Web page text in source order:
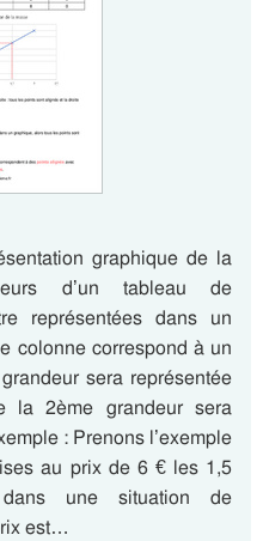
graphique de la
d’un tableau de
représentées dans un
colonne correspond à un
sera représentée
la 2ème grandeur sera
: Prenons l’exemple
au prix de 6 € les 1,5
une situation de
est…